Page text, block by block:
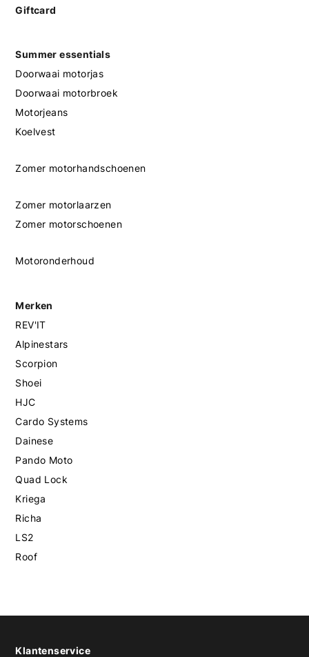
Giftcard
Summer essentials
Doorwaai motorjas
Doorwaai motorbroek
Motorjeans
Koelvest
Zomer motorhandschoenen
Zomer motorlaarzen
Zomer motorschoenen
Motoronderhoud
Merken
REV'IT
Alpinestars
Scorpion
Shoei
HJC
Cardo Systems
Dainese
Pando Moto
Quad Lock
Kriega
Richa
LS2
Roof
Klantenservice